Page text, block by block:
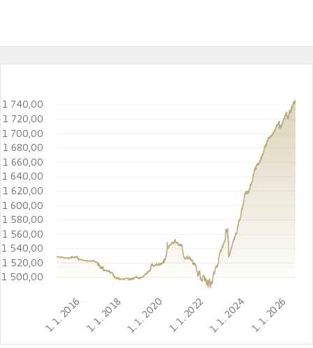
1. 1. 2016 1. 1. 20181. 1. 2020 1. 1. 20221. 1. 2024 1. 1. 2026
1 500,00
1 520,00
1 540,00
1 560,00
1 580,00
1 600,00
1 620,00
1 640,00
1 660,00
1 680,00
1 700,00
1 720,00
1 740,00